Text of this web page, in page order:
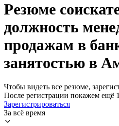
Резюме
должность
продажам в
занятостью в
Чтобы видеть все резюме,
После регистрации покажем ещё
Зарегистрироваться
За всё время